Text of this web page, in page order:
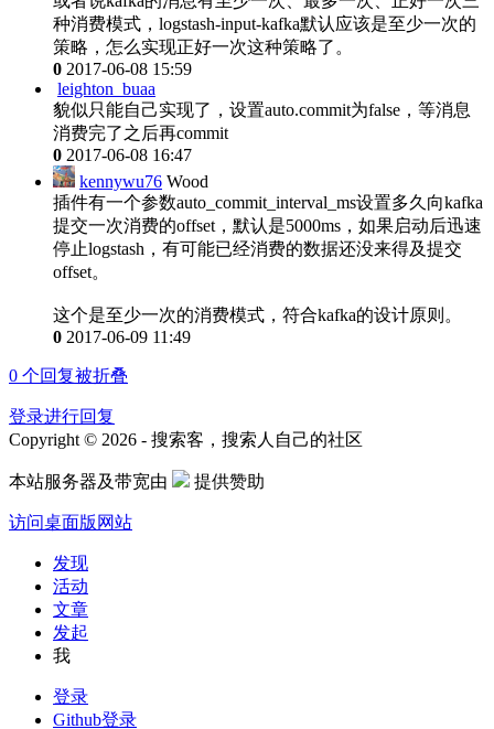
种消费模式，logstash-input-kafka默认应该是至少一次的
策略，怎么实现正好一次这种策略了。
0 2017-06-08 15:59
leighton_buaa
貌似只能自己实现了，设置auto.commit为false，等消息
消费完了之后再commit
0 2017-06-08 16:47
kennywu76 Wood
插件有一个参数auto_commit_interval_ms设置多久向kafka
提交一次消费的offset，默认是5000ms，如果启动后迅速
停止logstash，有可能已经消费的数据还没来得及提交
offset。
这个是至少一次的消费模式，符合kafka的设计原则。
0 2017-06-09 11:49
0 个回复被折叠
登录进行回复
Copyright © 2026 - 搜索客，搜索人自己的社区
本站服务器及带宽由 提供赞助
访问桌面版网站
发现
活动
文章
发起
我
登录
Github登录